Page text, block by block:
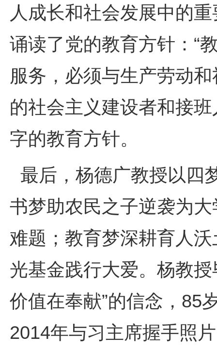
人成长和社会发展中的
诵读了党的教育方针：“
服务，必须与生产劳动
的社会主义建设者和接
字的教育方针。
最后，杨德广教授以四
书梦助农民之子逆袭为
难题；教育梦深耕育人
光基金践行大爱。杨教
价值在奉献”的信念，85
2014年与习主席握手照